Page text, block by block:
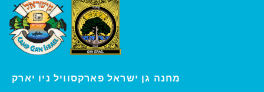
מחנה גן ישראל פארקסוויל ני